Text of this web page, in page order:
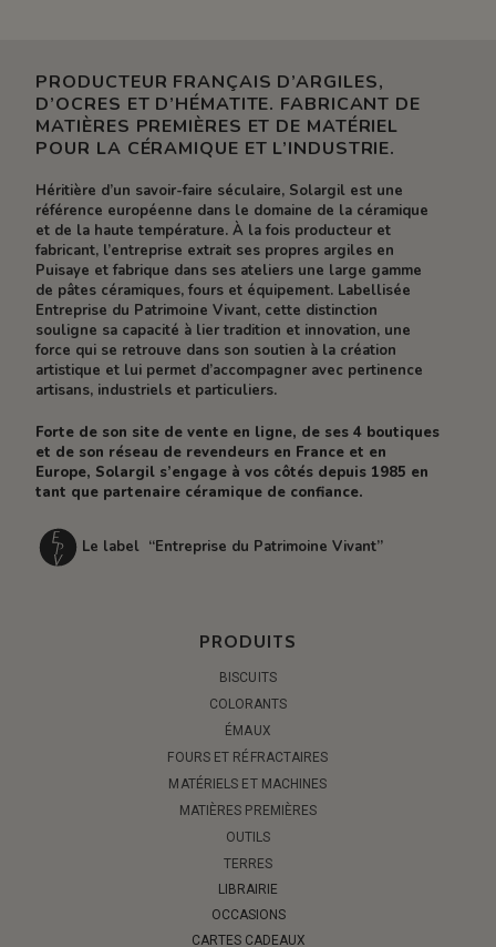
PRODUCTEUR FRANÇAIS D’ARGILES,
D’OCRES ET D’HÉMATITE. FABRICANT DE
MATIÈRES PREMIÈRES ET DE MATÉRIEL
POUR LA CÉRAMIQUE ET L’INDUSTRIE.
Héritière d’un savoir-faire séculaire, Solargil est une
référence européenne dans le domaine de la céramique
et de la haute température. À la fois producteur et
fabricant, l’entreprise extrait ses propres argiles en
Puisaye et fabrique dans ses ateliers une large gamme
de pâtes céramiques, fours et équipement. Labellisée
Entreprise du Patrimoine Vivant, cette distinction
souligne sa capacité à lier tradition et innovation, une
force qui se retrouve dans son soutien à la création
artistique et lui permet d’accompagner avec pertinence
artisans, industriels et particuliers.
Forte de son site de vente en ligne, de ses 4 boutiques
et de son réseau de revendeurs en France et en
Europe, Solargil s’engage à vos côtés depuis 1985 en
tant que partenaire céramique de confiance.
Le label “Entreprise du Patrimoine Vivant”
PRODUITS
BISCUITS
COLORANTS
ÉMAUX
FOURS ET RÉFRACTAIRES
MATÉRIELS ET MACHINES
MATIÈRES PREMIÈRES
OUTILS
TERRES
LIBRAIRIE
OCCASIONS
CARTES CADEAUX